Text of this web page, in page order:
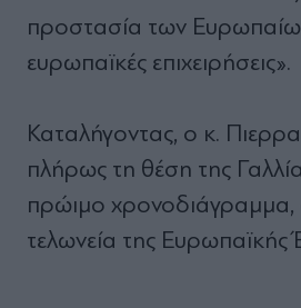
προστασία των
ευρωπαϊκές επιχειρήσεις».
Καταλήγοντας, ο κ.
πλήρως τη θέση της
πρώιμο χρονοδιάγραμμα,
τελωνεία της Ευρωπαϊκής